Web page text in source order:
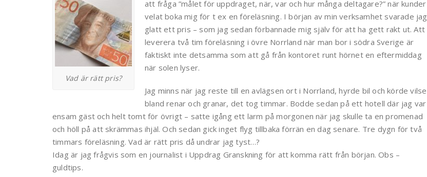
Vad är rätt pris?
att fråga ”målet för uppdraget, när, var och hur många deltagare?” när kunder
velat boka mig för t ex en föreläsning. I början av min verksamhet svarade jag
glatt ett pris – som jag sedan förbannade mig själv för att ha gett rakt ut. Att
leverera två tim föreläsning i övre Norrland när man bor i södra Sverige är
faktiskt inte detsamma som att gå från kontoret runt hörnet en eftermiddag
när solen lyser.
Jag minns när jag reste till en avlägsen ort i Norrland, hyrde bil och körde vilse
bland renar och granar, det tog timmar. Bodde sedan på ett hotell där jag var
ensam gäst och helt tomt för övrigt – satte igång ett larm på morgonen när jag skulle ta en promenad
och höll på att skrämmas ihjäl. Och sedan gick inget flyg tillbaka förrän en dag senare. Tre dygn för två
timmars föreläsning. Vad är rätt pris då undrar jag tyst…?
Idag är jag frågvis som en journalist i Uppdrag Granskning för att komma rätt från början. Obs –
guldtips.